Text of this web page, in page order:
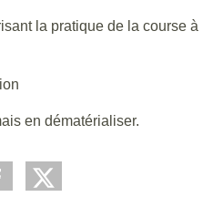
la pratique de la course à
en dématérialiser.